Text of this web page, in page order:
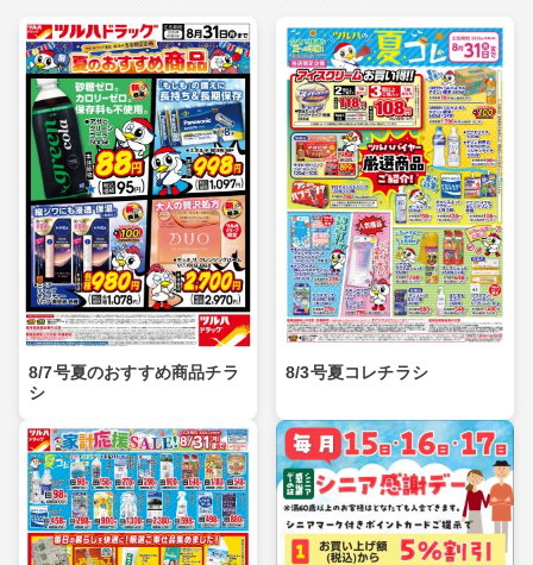
8/7号夏のおすすめ商品チラ
シ
8/3号夏コレチラシ